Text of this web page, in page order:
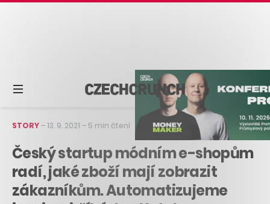
STORY–13. 9. 2021 – 5 min čtení
Český startup módním e-shopům
radí, jaké zboží mají zobrazit
zákazníkům. Automatizujeme